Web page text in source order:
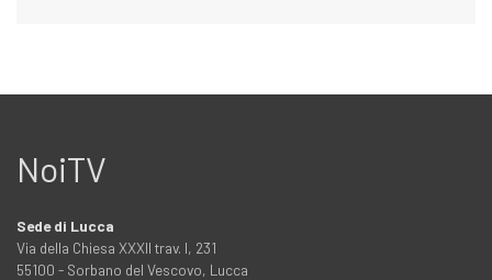
NoiTV
Sede di Lucca
Via della Chiesa XXXII trav. I, 231
55100 - Sorbano del Vescovo, Lucca